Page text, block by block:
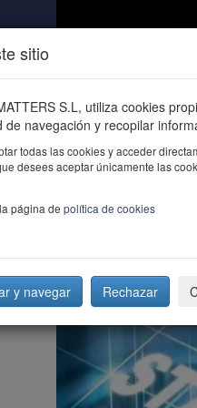
sitio
S.L, utiliza cookies
navegación y recopilar
todas las cookies y acceder
desees aceptar únicamente las
página de política de cookies
y navegar Rechazar